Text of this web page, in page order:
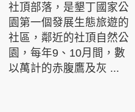
社頂部落，是墾丁國家公
園第一個發展生態旅遊的
社區，鄰近的社頂自然公
園，每年9、10月間，數
以萬計的赤腹鷹及灰 ...